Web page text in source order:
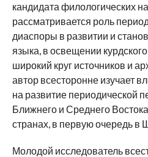
кандидата филологических
рассматривается роль
диаспоры в развитии и
языка, в освещении
широкий круг источников и
автор всесторонне изучает
на развитие периодической
Ближнего и Среднего
странах, в первую очередь в
Молодой исследователь